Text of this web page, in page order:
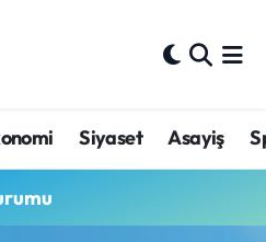
Siyaset Asayiş
Haritası
ve Fikstür